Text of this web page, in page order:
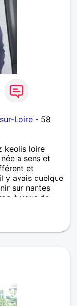
Loire - 58
keolis loire
a sens et
et
y avais quelque
sur nantes
à vous de